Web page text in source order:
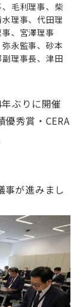
毛利理事、柴
理事、代田理
、宮澤理事
永監事、砂本
理事長、津田
ぶりに開催
秀賞・CERA
事が進みまし